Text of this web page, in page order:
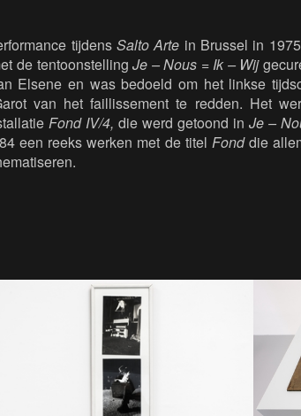
tijdens Salto Arte in Brussel in
de tentoonstellingJe – Nous = Ik – Wij
Elsene en was bedoeld om het linkse
van het faillissement te redden. Het
Fond IV/4, die werd getoond in Je –
een reeks werken met de titel Fonddie